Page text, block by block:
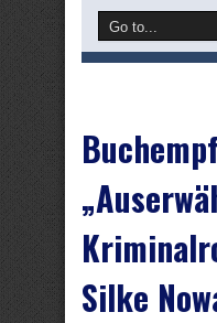
Silke